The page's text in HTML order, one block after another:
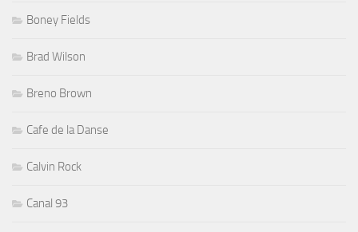
Boney Fields
Brad Wilson
Breno Brown
Cafe de la Danse
Calvin Rock
Canal 93